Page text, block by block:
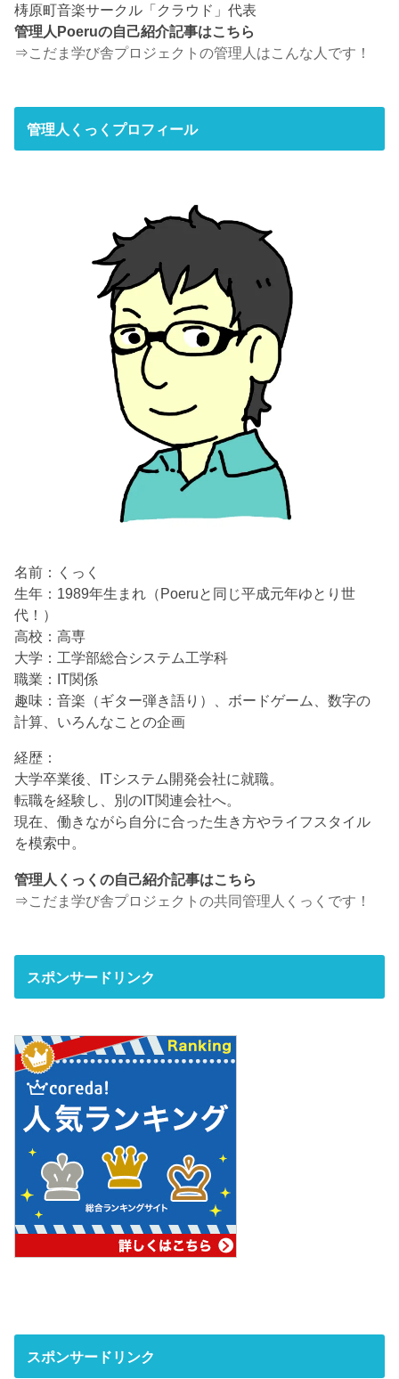
梼原町音楽サークル「クラウド」代表
管理人Poeruの自己紹介記事はこちら
⇒こだま学び舎プロジェクトの管理人はこんな人です！
管理人くっくプロフィール
名前：くっく
生年：1989年生まれ（Poeruと同じ平成元年ゆとり世
代！）
高校：高専
大学：工学部総合システム工学科
職業：IT関係
趣味：音楽（ギター弾き語り）、ボードゲーム、数字の
計算、いろんなことの企画
経歴：
大学卒業後、ITシステム開発会社に就職。
転職を経験し、別のIT関連会社へ。
現在、働きながら自分に合った生き方やライフスタイル
を模索中。
管理人くっくの自己紹介記事はこちら
⇒こだま学び舎プロジェクトの共同管理人くっくです！
スポンサードリンク
スポンサードリンク